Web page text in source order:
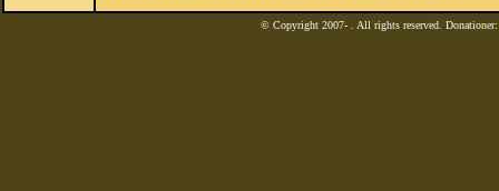
© Copyright 2007- . All rights reserved.